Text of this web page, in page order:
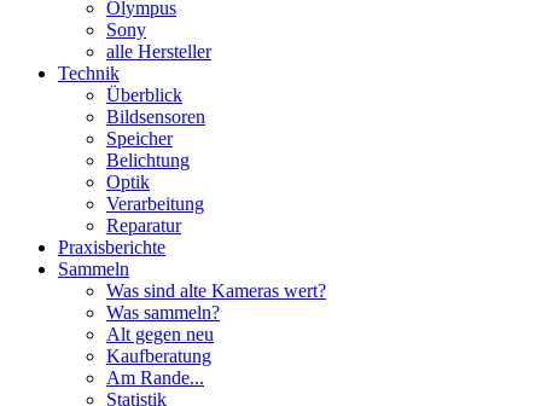
Olympus
Sony
alle Hersteller
Technik
Überblick
Bildsensoren
Speicher
Belichtung
Optik
Verarbeitung
Reparatur
Praxisberichte
Sammeln
Was sind alte Kameras wert?
Was sammeln?
Alt gegen neu
Kaufberatung
Am Rande...
Statistik